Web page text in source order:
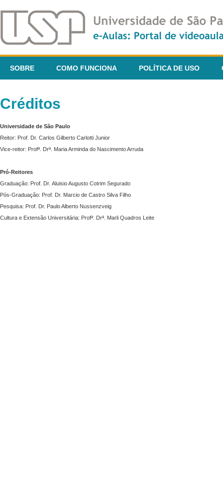
SOBRE COMO FUNCIONA POLÍTICA DE USO
Créditos
Universidade de São Paulo
Reitor: Prof. Dr. Carlos Gilberto Carlotti Junior
Vice-reitor: Profª. Drª. Maria Arminda do Nascimento Arruda
Pró-Reitores
Graduação: Prof. Dr. Aluisio Augusto Cotrim Segurado
Pós-Graduação: Prof. Dr. Marcio de Castro Silva Filho
Pesquisa: Prof. Dr. Paulo Alberto Nussenzveig
Cultura e Extensão Universitária: Profª. Drª. Marli Quadros Leite